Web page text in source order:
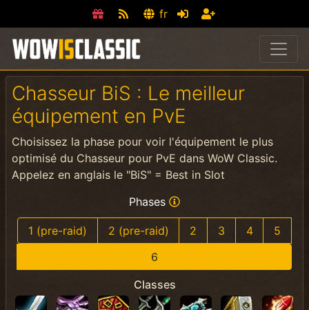
fr
Chasseur BiS : Le meilleur
équipement en PvE
Choisissez la phase pour voir l'équipement le plus
optimisé du Chasseur pour PvE dans WoW Classic.
Appelez en anglais le "BiS" = Best in Slot
Phases
1 (pre-raid) 2 (pre-raid) 2 3 4
5
6
Classes